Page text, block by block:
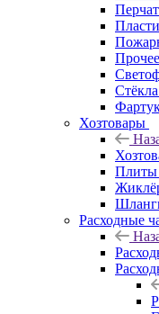
Хозтовары
Плиты
Расходные